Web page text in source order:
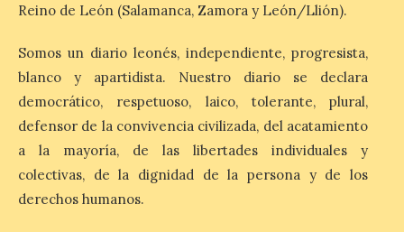
La Guardia Civil de León
establecerá un dispositivo
de seguridad para
garantizar el desarrollo
del eclipse solar total del
próximo 12 de agosto
9 Ago 2026
Reino de León (Salamanca, Zamora y León/Llión).
Somos un diario leonés, independiente, progresista,
blanco y apartidista. Nuestro diario se declara
democrático, respetuoso, laico, tolerante, plural,
defensor de la convivencia civilizada, del acatamiento
a la mayoría, de las libertades individuales y
colectivas, de la dignidad de la persona y de los
derechos humanos.